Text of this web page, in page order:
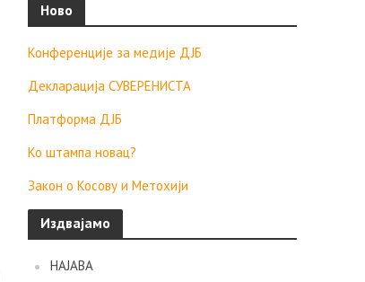
Ново
Конференције за медије ДЈБ
Декларација СУВЕРЕНИСТА
Платформа ДЈБ
Ко штампа новац?
Закон о Косову и Метохији
Издвајамо
НАЈАВА